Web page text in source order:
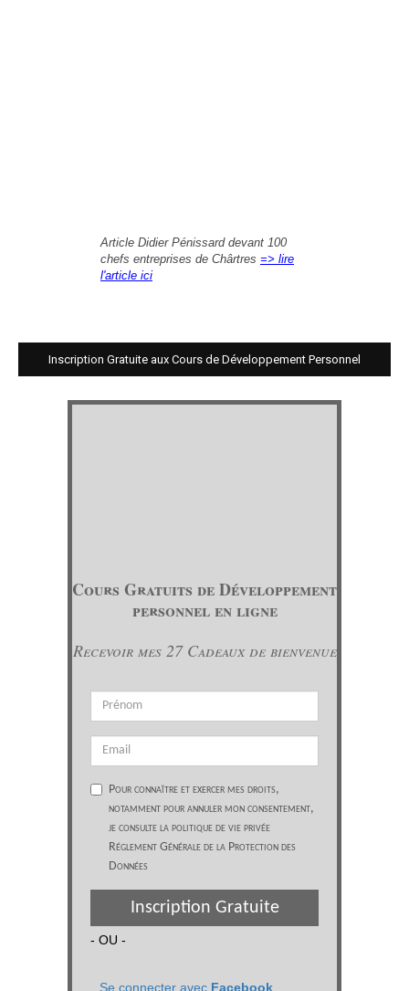
Article Didier Pénissard devant 100
chefs entreprises de Chârtres => lire
l'article ici
Inscription Gratuite aux Cours de Développement Personnel
Cours Gratuits de Développement
personnel en ligne
Recevoir mes 27 Cadeaux de bienvenue
Pour connaître et exercer mes droits,
notamment pour annuler mon consentement,
je consulte la politique de vie privée
Réglement Générale de la Protection des
Données
Inscription Gratuite
- OU -
Se connecter avec Facebook